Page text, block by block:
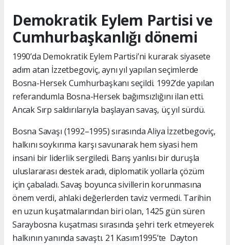
Demokratik Eylem Partisi ve
Cumhurbaşkanlığı dönemi
1990’da Demokratik Eylem Partisi’ni kurarak siyasete
adım atan İzzetbegoviç, aynı yıl yapılan seçimlerde
Bosna-Hersek Cumhurbaşkanı seçildi. 1992’de yapılan
referandumla Bosna-Hersek bağımsızlığını ilan etti.
Ancak Sırp saldırılarıyla başlayan savaş, üç yıl sürdü.
Bosna Savaşı (1992–1995) sırasında Aliya İzzetbegoviç,
halkını soykırıma karşı savunarak hem siyasi hem
insani bir liderlik sergiledi. Barış yanlısı bir duruşla
uluslararası destek aradı, diplomatik yollarla çözüm
için çabaladı. Savaş boyunca sivillerin korunmasına
önem verdi, ahlaki değerlerden taviz vermedi. Tarihin
en uzun kuşatmalarından biri olan, 1425 gün süren
Saraybosna kuşatması sırasında şehri terk etmeyerek
halkının yanında savaştı. 21 Kasım1995’te Dayton